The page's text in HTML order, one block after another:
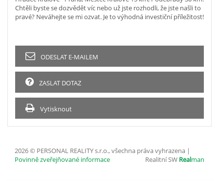
Chtěli byste se dozvědět víc nebo už jste rozhodli, že jste našli to
pravé? Neváhejte se mi ozvat. Je to výhodná investiční příležitost!
ODESLAT E-MAILEM
ZASLAT DOTAZ
Vytisknout
2026 © PERSONAL REALITY s.r.o., všechna práva vyhrazena |
Povinně zveřejňované informace
Realitní SW Realman